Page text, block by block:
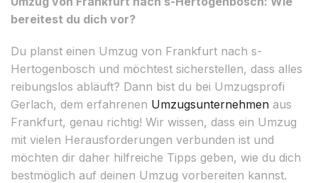
bereitest du dich vor?
Du planst einen Umzug von Frankfurt nach s-
Hertogenbosch und möchtest sicherstellen, dass alles
reibungslos abläuft? Dann bist du bei Umzugsprofi
Gerlach, dem erfahrenen Umzugsunternehmen aus
Frankfurt, genau richtig! Wir wissen, dass ein Umzug
mit vielen Herausforderungen verbunden ist und
möchten dir daher hilfreiche Tipps geben, wie du dich
bestmöglich auf deinen Umzug vorbereiten kannst.